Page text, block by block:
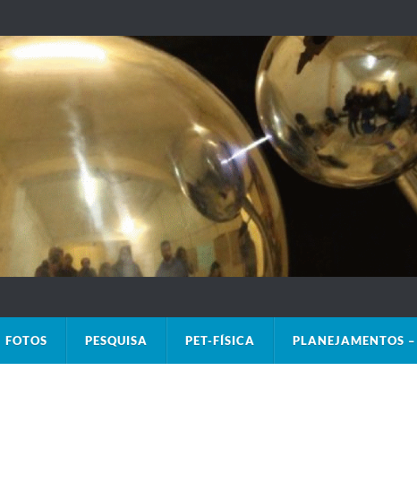
FOTOS PESQUISA PET-FÍSICA PLANEJAMENTOS